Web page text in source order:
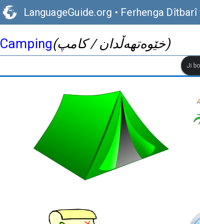
LanguageGuide.org • Ferhenga
Camping (خێوەتهەڵدان / کامپ)
Ji